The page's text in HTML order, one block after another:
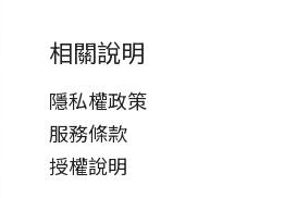
相關說明
隱私權政策
服務條款
授權說明